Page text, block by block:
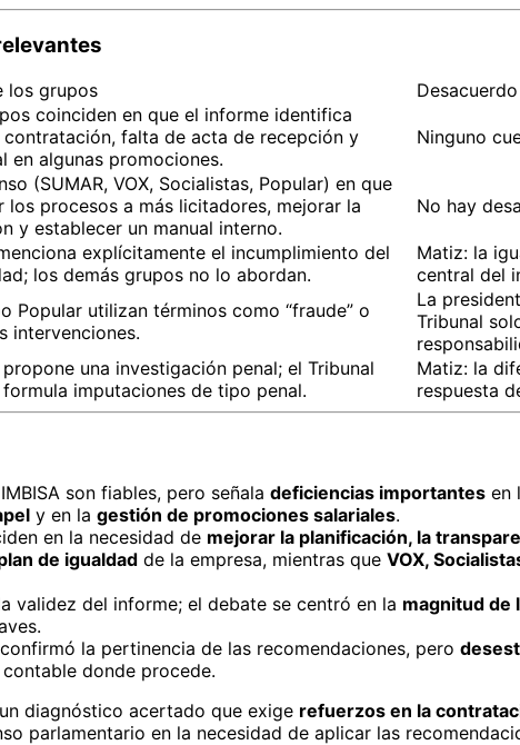
los grupos
coinciden en que el informe identifica
contratación, falta de acta de recepción y
en algunas promociones.
Ninguno
(SUMAR, VOX, Socialistas, Popular) en que
los procesos a más licitadores, mejorar la
y establecer un manual interno.
No hay
explícitamente el incumplimiento del
los demás grupos no lo abordan.
Matiz: la
central del
Popular utilizan términos como “fraude” o
intervenciones.
La
Tribunal
una investigación penal; el Tribunal
imputaciones de tipo penal.
Matiz: la
respuesta
son fiables, pero señala deficiencias importantes en
y en la gestión de promociones salariales.
en la necesidad de mejorar la planificación, la
de igualdad de la empresa, mientras que VOX,
validez del informe; el debate se centró en la magnitud de
confirmó la pertinencia de las recomendaciones, pero
donde procede.
diagnóstico acertado que exige refuerzos en la
parlamentario en la necesidad de aplicar las